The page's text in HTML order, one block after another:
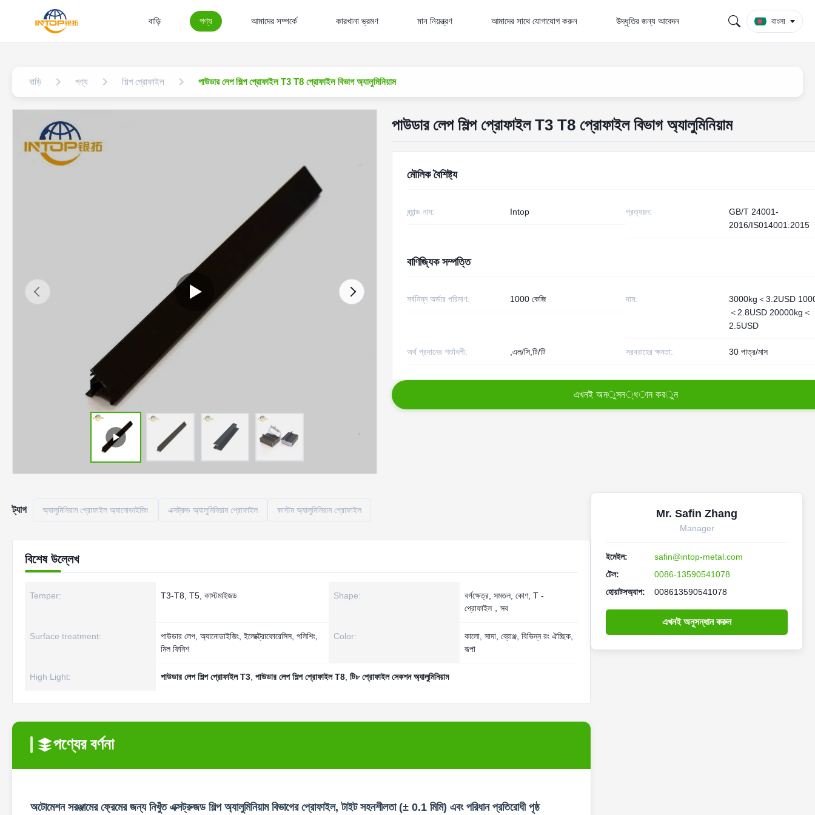
বাড়ি পণ্য আমাদের সম্পর্কে কারখানা ভ্রমণ মান নিয়ন্ত্রণ আমাদের সাথে যোগাযোগ করুন উদ্ধৃতির জন্য আবেদন বাংলা
বাড়ি পণ্য শিল্প প্রোফাইল পাউডার লেপ শিল্প প্রোফাইল T3 T8 প্রোফাইল বিভাগ অ্যালুমিনিয়াম
পাউডার লেপ শিল্প প্রোফাইল T3 T8 প্রোফাইল বিভাগ অ্যালুমিনিয়াম
মৌলিক বৈশিষ্ট্য
ব্র্যান্ড নাম: Intop প্রত্যয়ন:
GB/T 24001-
2016/IS014001:2015
বাণিজ্যিক সম্পত্তি
সর্বনিম্ন অর্ডার পরিমাণ: 1000 কেজি দাম:
3000kg＜3.2USD
＜2.8USD 20000kg＜
2.5USD
অর্থ প্রদানের শর্তাবলী: ,এল/সি,টি/টি সরবরাহের ক্ষমতা: 30 পাত্র/মাস
এখনই অনুসন্ধান করুন
ট্যাগ অ্যালুমিনিয়াম প্রোফাইল অ্যানোডাইজিং এক্সট্রুড অ্যালুমিনিয়াম প্রোফাইল কাস্টম অ্যালুমিনিয়াম প্রোফাইল
বিশেষ উল্লেখ
Temper: T3-T8, T5, কাস্টমাইজড Shape:
বর্গক্ষেত্র, সমতল, কোণ, T -
প্রোফাইল，সব
Surface treatment:
পাউডার লেপ, অ্যানোডাইজিং, ইলেক্ট্রোফোরেসিস, পলিশিং,
মিল ফিনিশ
Color:
কালো, সাদা, ব্রোঞ্জ, বিভিন্ন রং ঐচ্ছিক,
রূপা
High Light: পাউডার লেপ শিল্প প্রোফাইল T3 পাউডার লেপ শিল্প প্রোফাইল T8 টি৮ প্রোফাইল সেকশন অ্যালুমিনিয়াম
পণ্যের বর্ণনা
অটোমেশন সরঞ্জামের ফ্রেমের জন্য নিখুঁত এক্সট্রুজড শিল্প অ্যালুমিনিয়াম বিভাগের প্রোফাইল, টাইট সহনশীলতা (± 0.1 মিমি) এবং পরিধান প্রতিরোধী পৃষ্ঠ
Mr. Safin Zhang
Manager
ইমেইল:
safin@intop-metal.com
টেল:
0086-13590541078
হোয়াটসঅ্যাপ:
008613590541078
এখনই অনুসন্ধান করুন